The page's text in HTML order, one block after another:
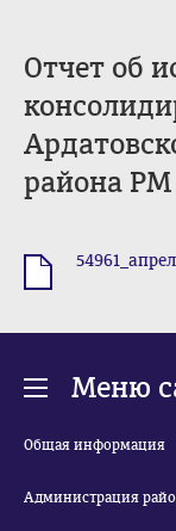
Отчет об
района РМ
Меню
Общая информация
Администрация